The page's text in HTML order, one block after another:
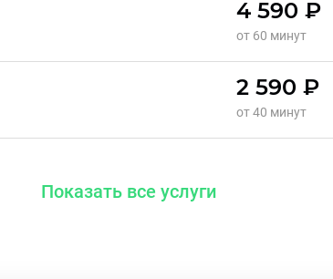
4 590 ₽
от 60 минут
2 590 ₽
от 40 минут
Показать все услуги